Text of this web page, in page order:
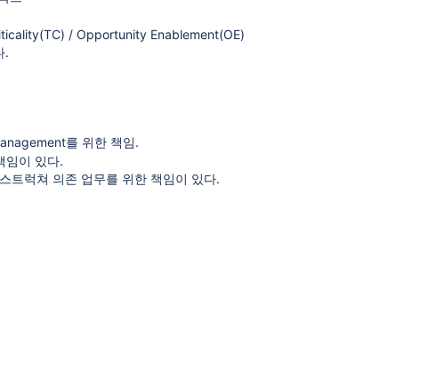
/ Opportunity Enablement(OE)
.
를 위한 책임.
임이 있다.
트럭쳐 의존 업무를 위한 책임이 있다.